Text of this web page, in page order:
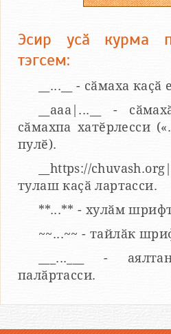
Эсир усӑ курма
тэгсем:
__...__ - сӑмаха
__aaa|...__ -
сӑмахпа хатӗрлесси
пулӗ).
__https://
тулаш каҫӑ лартасси.
**...** - хулӑм
~~...~~ - тайлӑк
___...___ -
палӑртасси.